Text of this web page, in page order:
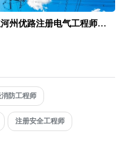
红河州优路注册电气工程师培训价格表
防工程师
注册安全工程师